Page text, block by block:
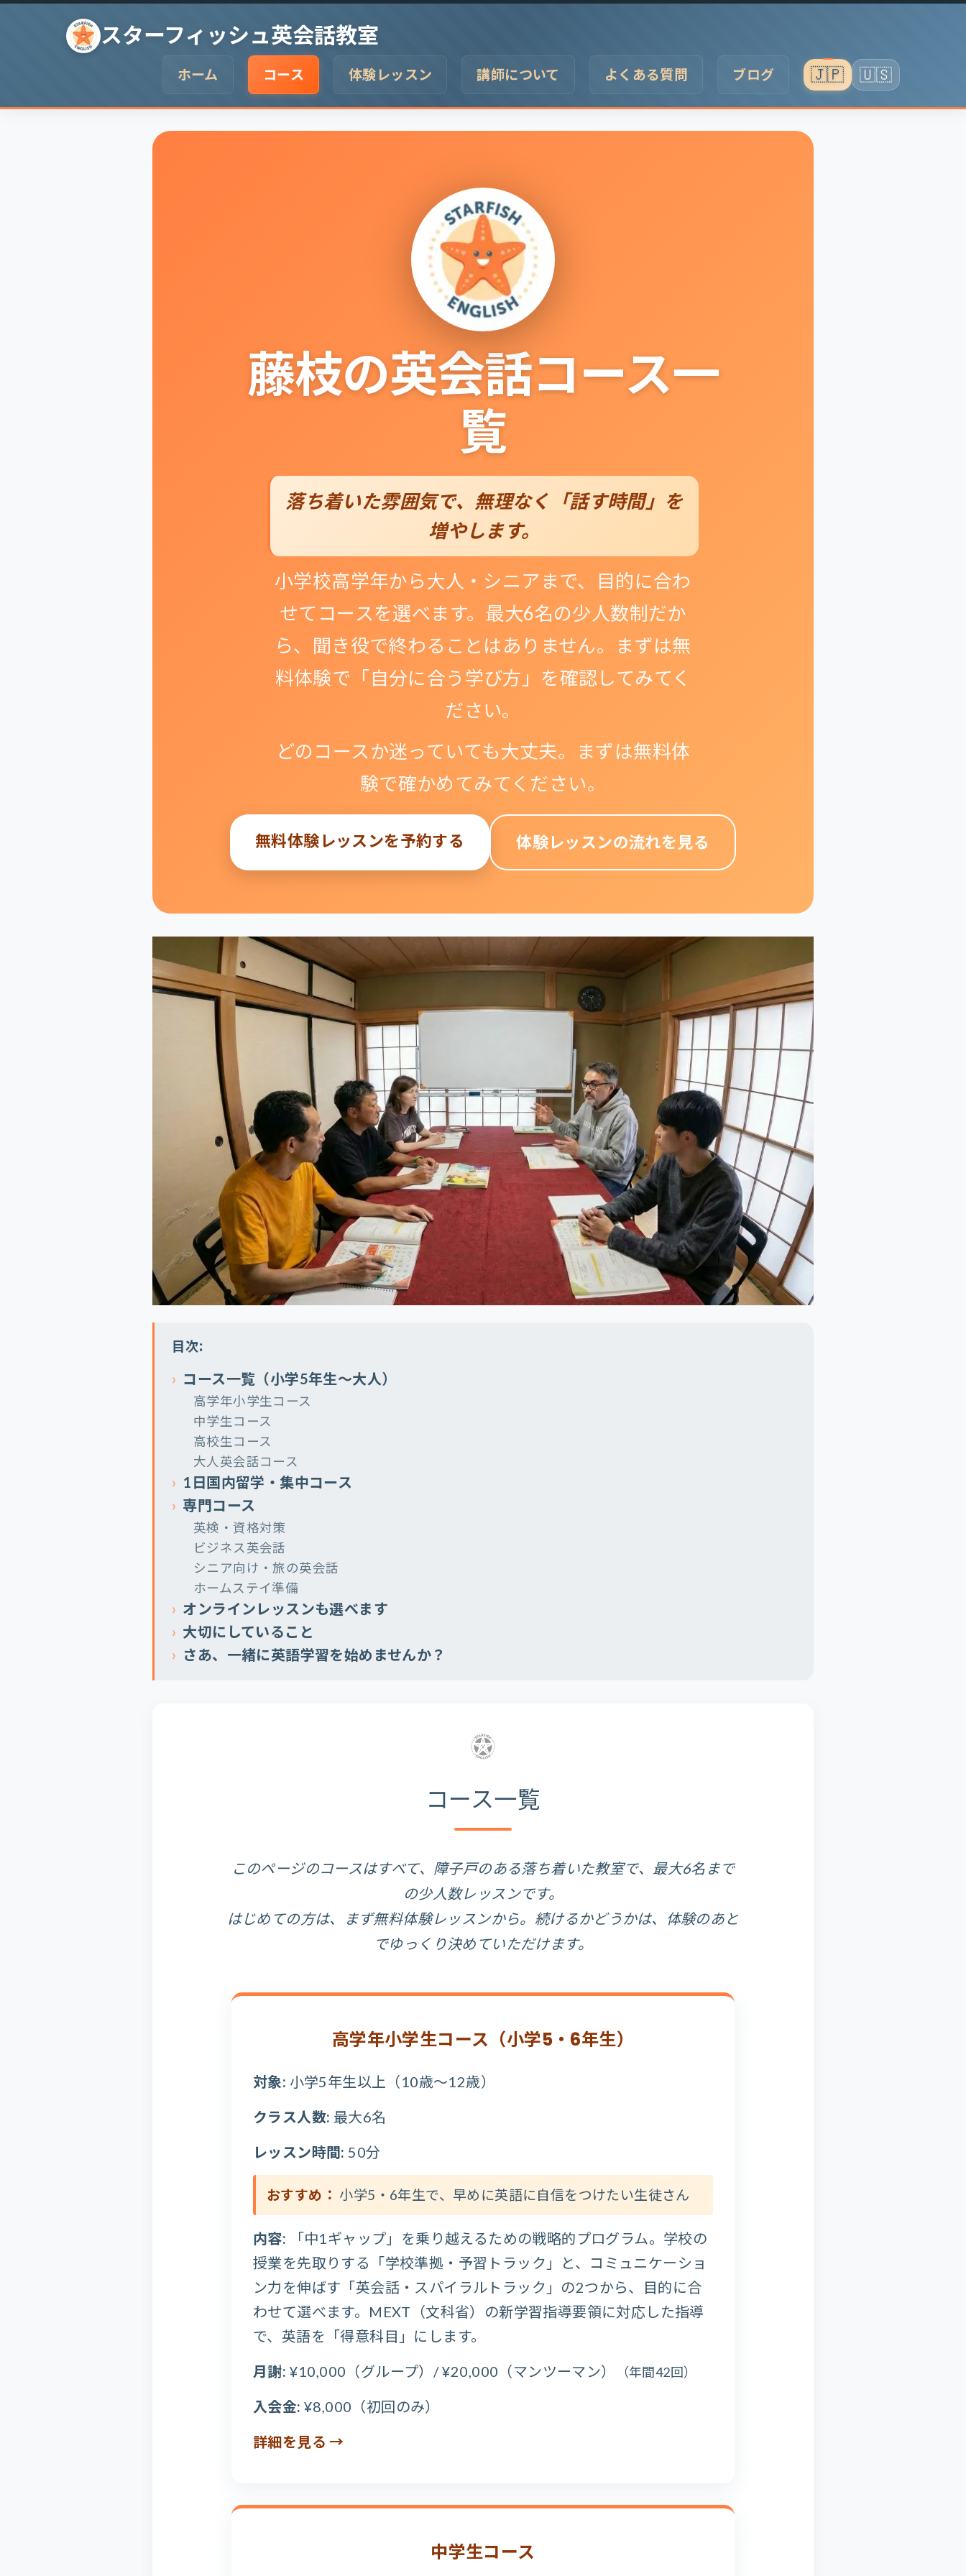
スターフィッシュ英会話教室
ホーム コース 体験レッスン 講師について よくある質問 ブログ 🇯🇵
日本語
🇺🇸
English
藤枝の英会話コース一
覧
落ち着いた雰囲気で、無理なく「話す時間」を
増やします。
小学校高学年から大人・シニアまで、目的に合わ
せてコースを選べます。最大6名の少人数制だか
ら、聞き役で終わることはありません。まずは無
料体験で「自分に合う学び方」を確認してみてく
ださい。
どのコースか迷っていても大丈夫。まずは無料体
験で確かめてみてください。
無料体験レッスンを予約する 体験レッスンの流れを見る
目次:
コース一覧（小学5年生〜大人）
高学年小学生コース
中学生コース
高校生コース
大人英会話コース
1日国内留学・集中コース
専門コース
英検・資格対策
ビジネス英会話
シニア向け・旅の英会話
ホームステイ準備
オンラインレッスンも選べます
大切にしていること
さあ、一緒に英語学習を始めませんか？
コース一覧
このページのコースはすべて、障子戸のある落ち着いた教室で、最大6名まで
の少人数レッスンです。
はじめての方は、まず無料体験レッスンから。続けるかどうかは、体験のあと
でゆっくり決めていただけます。
高学年小学生コース（小学5・6年生）
対象: 小学5年生以上（10歳〜12歳）
クラス人数: 最大6名
レッスン時間: 50分
おすすめ： 小学5・6年生で、早めに英語に自信をつけたい生徒さん
内容: 「中1ギャップ」を乗り越えるための戦略的プログラム。学校の
授業を先取りする「学校準拠・予習トラック」と、コミュニケーショ
ン力を伸ばす「英会話・スパイラルトラック」の2つから、目的に合
わせて選べます。MEXT（文科省）の新学習指導要領に対応した指導
で、英語を「得意科目」にします。
月謝: ¥10,000（グループ）/ ¥20,000（マンツーマン） （年間42回）
入会金: ¥8,000（初回のみ）
詳細を見る →
中学生コース